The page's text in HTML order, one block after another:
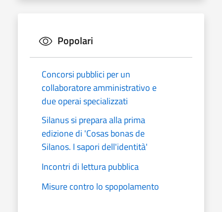
Popolari
Concorsi pubblici per un
collaboratore amministrativo e
due operai specializzati
Silanus si prepara alla prima
edizione di 'Cosas bonas de
Silanos. I sapori dell'identità'
Incontri di lettura pubblica
Misure contro lo spopolamento